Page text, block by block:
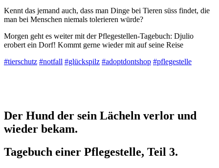
Kennt das jemand auch, dass man Dinge bei Tieren süss findet, die
man bei Menschen niemals tolerieren würde?
Morgen geht es weiter mit der Pflegestellen-Tagebuch: Djulio
erobert ein Dorf! Kommt gerne wieder mit auf seine Reise
#tierschutz #notfall #glückspilz #adoptdontshop #pflegestelle
Der Hund der sein Lächeln verlor und
wieder bekam.
Tagebuch einer Pflegestelle, Teil 3.